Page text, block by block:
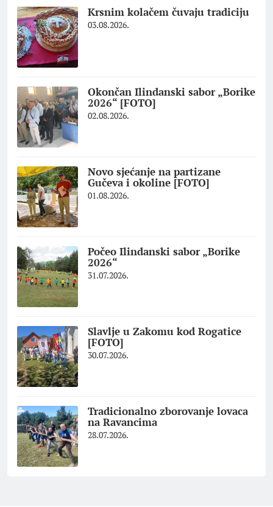
Krsnim kolačem čuvaju tradiciju
03.08.2026.
Okončan Ilindanski sabor „Borike
2026“ [FOTO]
02.08.2026.
Novo sjećanje na partizane
Gučeva i okoline [FOTO]
01.08.2026.
Počeo Ilindanski sabor „Borike
2026“
31.07.2026.
Slavlje u Zakomu kod Rogatice
[FOTO]
30.07.2026.
Tradicionalno zborovanje lovaca
na Ravancima
28.07.2026.